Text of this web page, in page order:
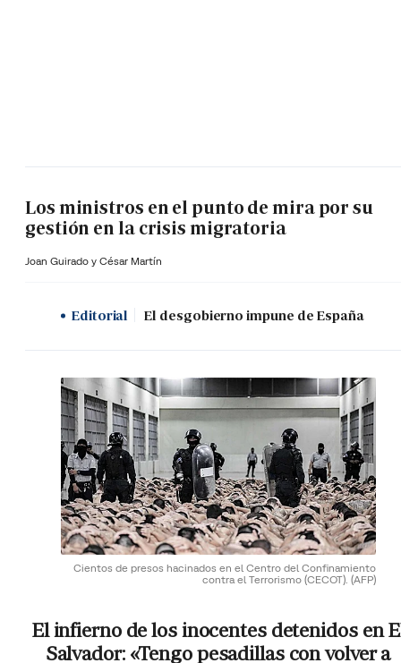
Los ministros en el punto de mira por su
gestión en la crisis migratoria
Joan Guirado y César Martín
Editorial El desgobierno impune de España
Cientos de presos hacinados en el Centro del Confinamiento
contra el Terrorismo (CECOT). (AFP)
El infierno de los inocentes detenidos en
Salvador: «Tengo pesadillas con volver a